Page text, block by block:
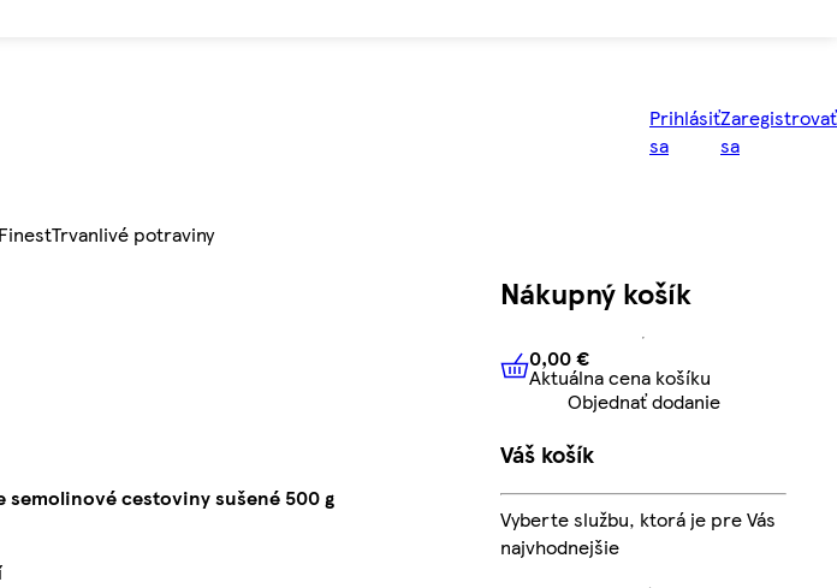
Prihlásiť
sa
Zaregistrovať
sa
Trvanlivé potraviny
semolinové cestoviny sušené 500 g
Nákupný košík
0,00 € Aktuálna cena košíku
0,00 €
Aktuálna cena košíku
Objednať dodanie
Váš košík
Vyberte službu, ktorá je pre Vás
najvhodnejšie